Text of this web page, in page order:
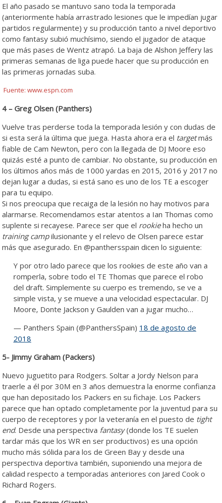
El año pasado se mantuvo sano toda la temporada
(anteriormente había arrastrado lesiones que le impedían jugar
partidos regularmente) y su producción tanto a nivel deportivo
como fantasy subió muchísimo, siendo el jugador de ataque
que más pases de Wentz atrapó. La baja de Alshon Jeffery las
primeras semanas de liga puede hacer que su producción en
las primeras jornadas suba.
Fuente: www.espn.com
4 – Greg Olsen (Panthers)
Vuelve tras perderse toda la temporada lesión y con dudas de
si esta será la última que juega. Hasta ahora era el targetmás
fiable de Cam Newton, pero con la llegada de DJ Moore eso
quizás esté a punto de cambiar. No obstante, su producción en
los últimos años más de 1000 yardas en 2015, 2016 y 2017 no
dejan lugar a dudas, si está sano es uno de los TE a escoger
para tu equipo.
Si nos preocupa que recaiga de la lesión no hay motivos para
alarmarse. Recomendamos estar atentos a Ian Thomas como
suplente si recayese. Parece ser que el rookieha hecho un
training campilusionante y el relevo de Olsen parece estar
más que asegurado. En @panthersspain dicen lo siguiente:
Y por otro lado parece que los rookies de este año van a
romperla, sobre todo el TE Thomas que parece el robo
del draft. Simplemente su cuerpo es tremendo, se ve a
simple vista, y se mueve a una velocidad espectacular. DJ
Moore, Donte Jackson y Gaulden van a jugar mucho…
— Panthers Spain (@PanthersSpain) 18 de agosto de
2018
5- Jimmy Graham (Packers)
Nuevo juguetito para Rodgers. Soltar a Jordy Nelson para
traerle a él por 30M en 3 años demuestra la enorme confianza
que han depositado los Packers en su fichaje. Los Packers
parece que han optado completamente por la juventud para su
cuerpo de receptores y por la veteranía en el puesto de tight
end. Desde una perspectiva fantasy(donde los TE suelen
tardar más que los WR en ser productivos) es una opción
mucho más sólida para los de Green Bay y desde una
perspectiva deportiva también, suponiendo una mejora de
calidad respecto a temporadas anteriores con Jared Cook o
Richard Rogers.